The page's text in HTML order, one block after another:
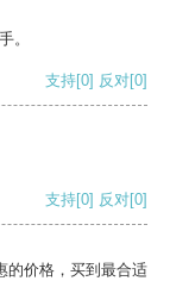
。
支持[0] 反对[0]
支持[0] 反对[0]
的价格，买到最合适